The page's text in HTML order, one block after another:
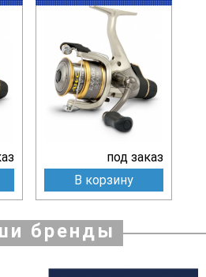
под заказ
В корзину
бренды